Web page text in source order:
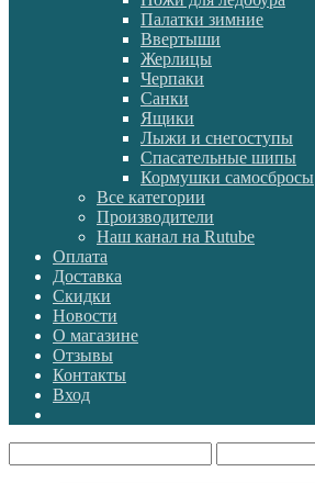
Палатки зимние
Ввертыши
Жерлицы
Черпаки
Санки
Ящики
Лыжи и снегоступы
Спасательные шипы
Кормушки самосбросы
Все категории
Производители
Наш канал на Rutube
Оплата
Доставка
Скидки
Новости
О магазине
Отзывы
Контакты
Вход